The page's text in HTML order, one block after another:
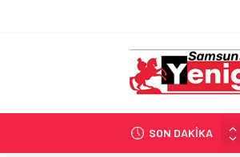
SON DAKİKA